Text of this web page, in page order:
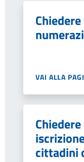
VAI ALLA
cittadini